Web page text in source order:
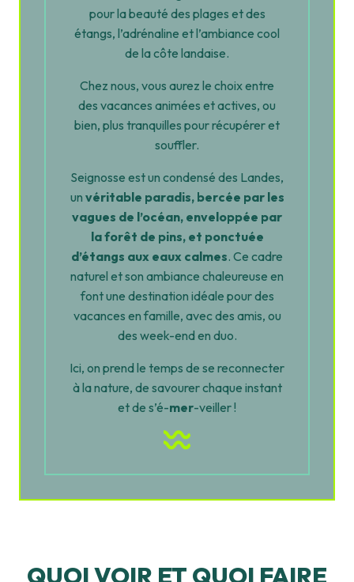
pour la beauté des plages et des
étangs, l’adrénaline et l’ambiance cool
de la côte landaise.
Chez nous, vous aurez le choix entre
des vacances animées et actives, ou
bien, plus tranquilles pour récupérer et
souffler.
Seignosse est un condensé des Landes,
un véritable paradis, bercée par les
vagues de l’océan, enveloppée par
la forêt de pins, et ponctuée
d’étangs aux eaux calmes. Ce cadre
naturel et son ambiance chaleureuse en
font une destination idéale pour des
vacances en famille, avec des amis, ou
des week-end en duo.
Ici, on prend le temps de se reconnecter
à la nature, de savourer chaque instant
et de s’é-mer-veiller !
QUOI VOIR ET QUOI FAIRE